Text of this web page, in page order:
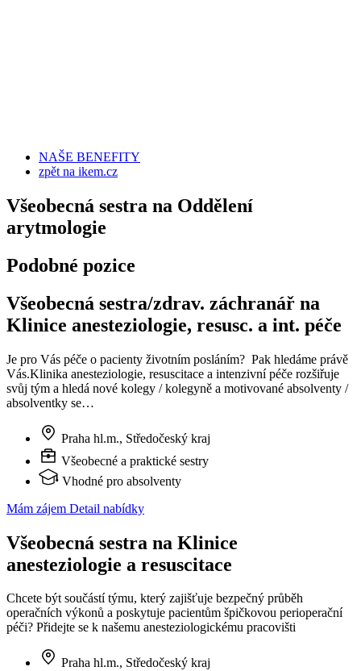
NAŠE BENEFITY
zpět na ikem.cz
Všeobecná sestra na Oddělení
arytmologie
Podobné pozice
Všeobecná sestra/zdrav. záchranář na
Klinice anesteziologie, resusc. a int. péče
Je pro Vás péče o pacienty životním posláním? Pak hledáme právě
Vás.Klinika anesteziologie, resuscitace a intenzivní péče rozšiřuje
svůj tým a hledá nové kolegy / kolegyně a motivované absolventy /
absolventky se…
Praha hl.m., Středočeský kraj
Všeobecné a praktické sestry
Vhodné pro absolventy
Mám zájem Detail nabídky
Všeobecná sestra na Klinice
anesteziologie a resuscitace
Chcete být součástí týmu, který zajišťuje bezpečný průběh
operačních výkonů a poskytuje pacientům špičkovou perioperační
péči? Přidejte se k našemu anesteziologickému pracovišti
Praha hl.m., Středočeský kraj